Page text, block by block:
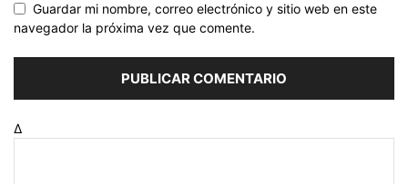
Guardar mi nombre, correo electrónico y sitio web en este
navegador la próxima vez que comente.
Δ